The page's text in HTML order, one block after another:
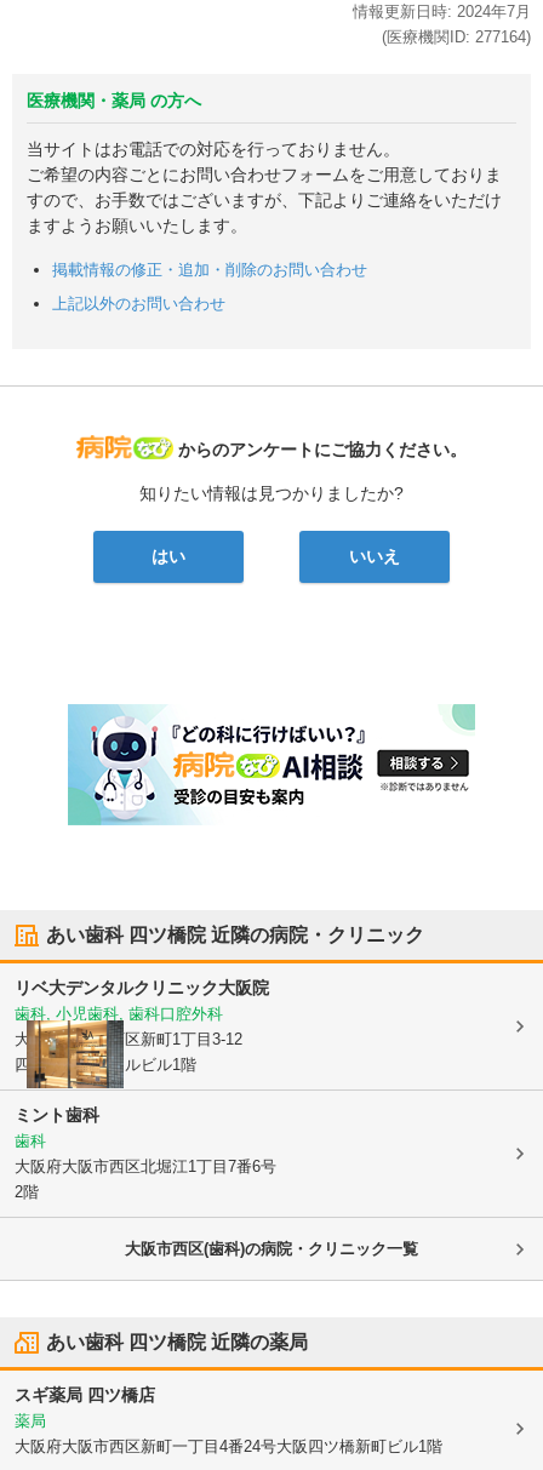
情報更新日時: 2024年7月
(医療機関ID: 277164)
医療機関・薬局 の方へ
当サイトはお電話での対応を行っておりません。
ご希望の内容ごとにお問い合わせフォームをご用意しておりま
すので、お手数ではございますが、下記よりご連絡をいただけ
ますようお願いいたします。
掲載情報の修正・追加・削除のお問い合わせ
上記以外のお問い合わせ
病院なび
からのアンケートにご協力ください。
知りたい情報は見つかりましたか?
はい いいえ
あい歯科 四ツ橋院近隣の病院・クリニック
リベ大デンタルクリニック大阪院
歯科, 小児歯科, 歯科口腔外科
大阪府大阪市西区新町1丁目3-12
四ツ橋セントラルビル1階
ミント歯科
歯科
大阪府大阪市西区北堀江1丁目7番6号
2階
大阪市西区(歯科)の病院・クリニック一覧
あい歯科 四ツ橋院近隣の薬局
スギ薬局 四ツ橋店
薬局
大阪府大阪市西区新町一丁目4番24号大阪四ツ橋新町ビル1階